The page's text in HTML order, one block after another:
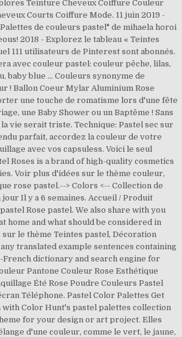
Teinture Cheveux Coiffure Couleur
Courts Coiffure Mode. 11 juin 2019 -
de couleurs pastel" de mihaela horoi
2018 - Explorez le tableau « Teintes
111 utilisateurs de Pinterest sont abonnés.
avec couleur pastel: couleur pêche, lilas,
baby blue … Couleurs synonyme de
! Ballon Coeur Mylar Aluminium Rose
une touche de romatisme lors d'une fête
une Baby Shower ou un Baptême ! Sans
vie serait triste. Technique: Pastel sec sur
parfait, accordez la couleur de votre
avec vos capsuless. Voici le seul
Roses is a brand of high-quality cosmetics
Voir plus d'idées sur le thème couleur,
rose pastel.--> Colors <-- Collection de
jour Il y a 6 semaines. Accueil / Produit
Rose pastel. We also share with you
home and what should be considered in
le thème Teintes pastel, Décoration
translated example sentences containing
dictionary and search engine for
Pantone Couleur Rose Esthétique
Été Rose Poudre Couleurs Pastel
Téléphone. Pastel Color Palettes Get
Color Hunt's pastel palettes collection
for your design or art project. Elles
d'une couleur, comme le vert, le jaune,